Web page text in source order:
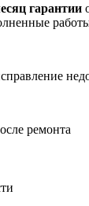
гарантии
ремонта